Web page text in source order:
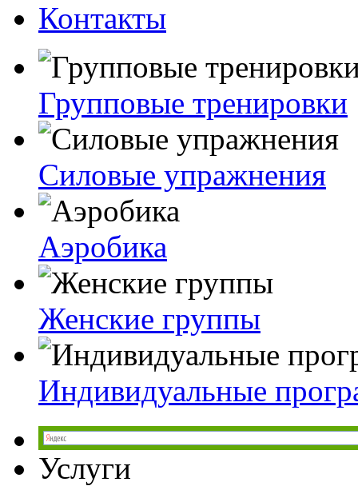
Контакты
Групповые тренировки
Силовые упражнения
Аэробика
Женские группы
Индивидуальные
Услуги